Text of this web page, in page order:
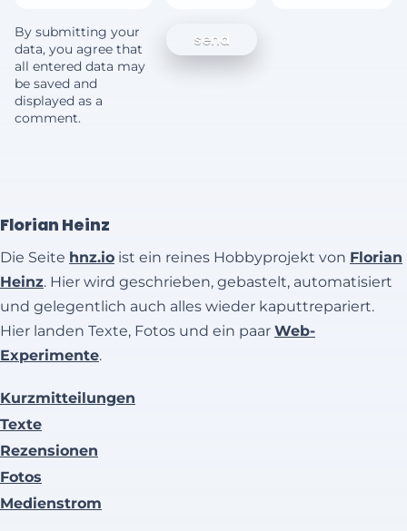
By submitting your
data, you agree that
all entered data may
be saved and
displayed as a
comment.
Florian Heinz
Die Seite hnz.io ist ein reines Hobbyprojekt von Florian
Heinz. Hier wird geschrieben, gebastelt, automatisiert
und gelegentlich auch alles wieder kaputtrepariert.
Hier landen Texte, Fotos und ein paar Web-
Experimente.
Kurzmitteilungen
Texte
Rezensionen
Fotos
Medienstrom